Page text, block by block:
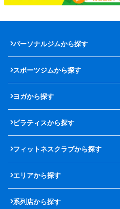
パーソナルジムから探す
スポーツジムから探す
ヨガから探す
ピラティスから探す
フィットネスクラブから探す
エリアから探す
系列店から探す